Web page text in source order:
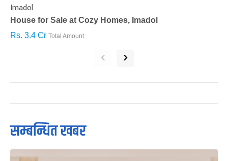
Imadol
House for Sale at Cozy Homes, Imadol
Rs. 3.4 Cr Total Amount
‹ ›
सम्बन्धित खबर